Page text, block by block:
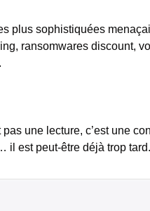
plus sophistiquées
ransomwares discount,
une lecture, c’est une
il est peut-être déjà trop tard.